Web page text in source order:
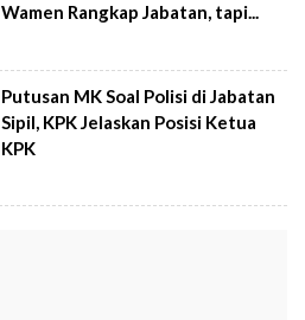
Wamen Rangkap Jabatan, tapi...
Putusan MK Soal Polisi di Jabatan
Sipil, KPK Jelaskan Posisi Ketua
KPK